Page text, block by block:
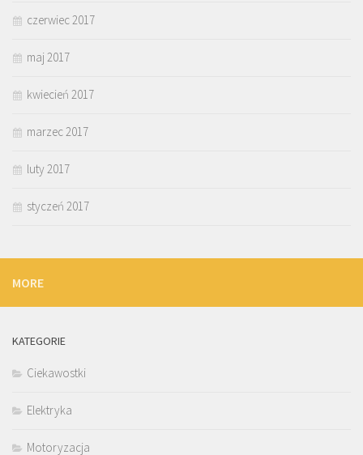
czerwiec 2017
maj 2017
kwiecień 2017
marzec 2017
luty 2017
styczeń 2017
MORE
KATEGORIE
Ciekawostki
Elektryka
Motoryzacja